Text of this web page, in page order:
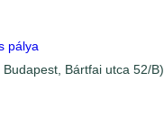
pálya
Bártfai utca 52/B)